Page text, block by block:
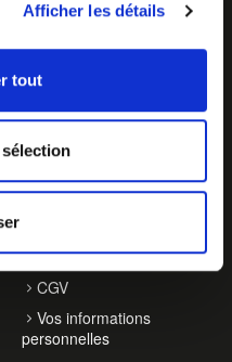
Afficher les détails
tout
Contact
Notre démarche RSE
CGV
Vos informations
personnelles